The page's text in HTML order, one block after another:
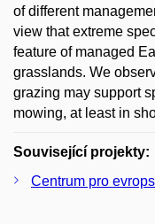
of different
view that extreme
feature of managed
grasslands. We
grazing may support
mowing, at least in
Související projekty:
Centrum pro